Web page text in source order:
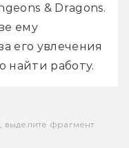
& Dragons.
ему
его увлечения
найти работу.
выделите фрагмент